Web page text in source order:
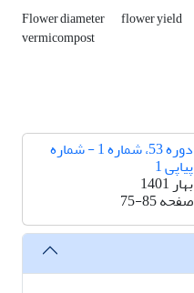
Flower diameter flower yield
vermicompost
دوره 53، شماره 1 - شماره
پیاپی 1
بهار 1401
صفحه75-85